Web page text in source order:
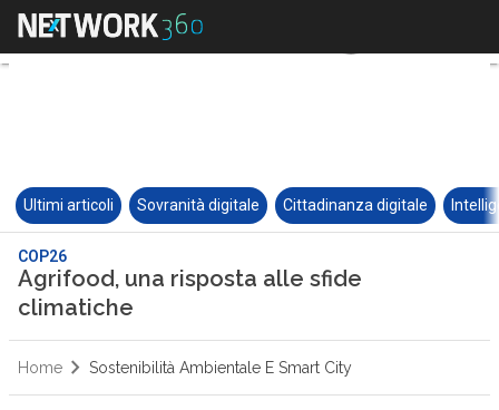
Ultimi articoli Sovranità digitale Cittadinanza digitale
COP26
Agrifood, una risposta alle sfide
climatiche
Home Sostenibilità Ambientale E Smart City